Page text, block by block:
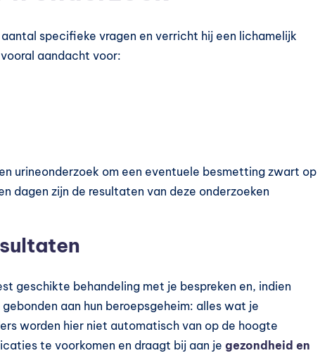
specifieke vragen en verricht hij een lichamelijk
aandacht voor:
urineonderzoek om een eventuele besmetting zwart op
dagen zijn de resultaten van deze onderzoeken
geschikte behandeling met je bespreken en, indien
aan hun beroepsgeheim: alles wat je
worden hier niet automatisch van op de hoogte
te voorkomen en draagt bij aan je gezondheid en